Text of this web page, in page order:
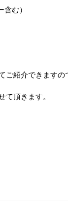
む）
紹介できますの
て頂きます。